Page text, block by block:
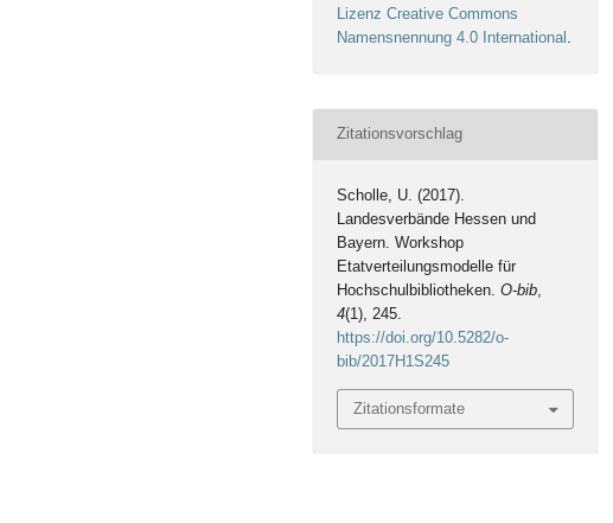
Lizenz Creative Commons
Namensnennung 4.0 International
Zitationsvorschlag
Scholle, U. (2017).
Landesverbände Hessen und
Bayern. Workshop
Etatverteilungsmodelle für
Hochschulbibliotheken.O-bib
4(1), 245.
https://doi.org/10.5282/o-
bib/2017H1S245
Zitationsformate